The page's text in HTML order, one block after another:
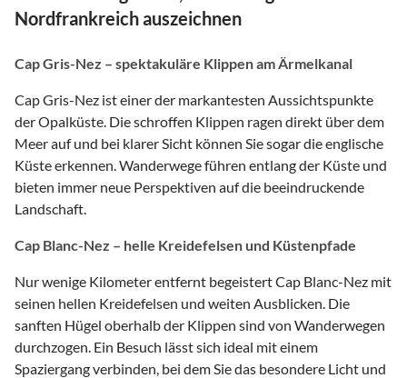
Nordfrankreich auszeichnen
Cap Gris-Nez – spektakuläre Klippen am Ärmelkanal
Cap Gris-Nez ist einer der markantesten Aussichtspunkte
der Opalküste. Die schroffen Klippen ragen direkt über dem
Meer auf und bei klarer Sicht können Sie sogar die englische
Küste erkennen. Wanderwege führen entlang der Küste und
bieten immer neue Perspektiven auf die beeindruckende
Landschaft.
Cap Blanc-Nez – helle Kreidefelsen und Küstenpfade
Nur wenige Kilometer entfernt begeistert Cap Blanc-Nez mit
seinen hellen Kreidefelsen und weiten Ausblicken. Die
sanften Hügel oberhalb der Klippen sind von Wanderwegen
durchzogen. Ein Besuch lässt sich ideal mit einem
Spaziergang verbinden, bei dem Sie das besondere Licht und